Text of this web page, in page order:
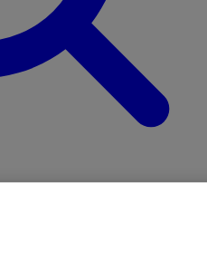
HubA BOLA SUGEREBarba